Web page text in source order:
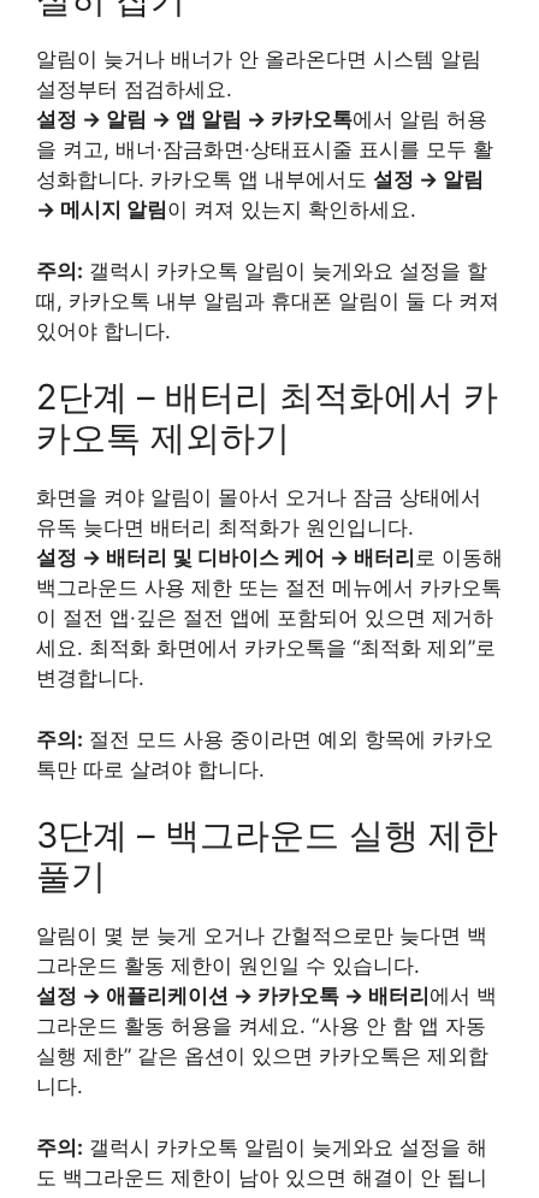
알림이 늦거나 배너가 안 올라온다면 시스템 알림
설정부터 점검하세요.
설정 → 알림 → 앱 알림 → 카카오톡에서 알림 허용
을 켜고, 배너·잠금화면·상태표시줄 표시를 모두 활
성화합니다. 카카오톡 앱 내부에서도 설정 → 알림
→ 메시지 알림이 켜져 있는지 확인하세요.
주의: 갤럭시 카카오톡 알림이 늦게와요 설정을 할
때, 카카오톡 내부 알림과 휴대폰 알림이 둘 다 켜져
있어야 합니다.
2단계 – 배터리 최적화에서 카
카오톡 제외하기
화면을 켜야 알림이 몰아서 오거나 잠금 상태에서
유독 늦다면 배터리 최적화가 원인입니다.
설정 → 배터리 및 디바이스 케어 → 배터리 로 이동해
백그라운드 사용 제한 또는 절전 메뉴에서 카카오톡
이 절전 앱·깊은 절전 앱에 포함되어 있으면 제거하
세요. 최적화 화면에서 카카오톡을 “최적화 제외”로
변경합니다.
주의: 절전 모드 사용 중이라면 예외 항목에 카카오
톡만 따로 살려야 합니다.
3단계 – 백그라운드 실행 제한
풀기
알림이 몇 분 늦게 오거나 간헐적으로만 늦다면 백
그라운드 활동 제한이 원인일 수 있습니다.
설정 → 애플리케이션 → 카카오톡 → 배터리 에서 백
그라운드 활동 허용을 켜세요. “사용 안 함 앱 자동
실행 제한” 같은 옵션이 있으면 카카오톡은 제외합
니다.
주의: 갤럭시 카카오톡 알림이 늦게와요 설정을 해
도 백그라운드 제한이 남아 있으면 해결이 안 됩니